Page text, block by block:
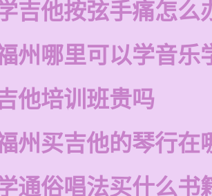
吉他按弦手痛怎么
州哪里可以学音乐
他培训班贵吗
州买吉他的琴行在
通俗唱法买什么书